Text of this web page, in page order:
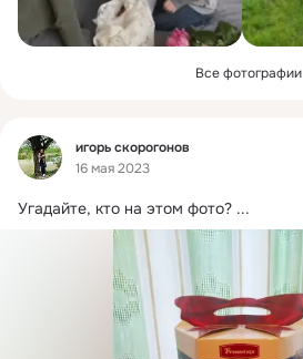
Все фотографии
Фид
игорь скорогонов
16 мая 2023
Угадайте, кто на этом фото? ...